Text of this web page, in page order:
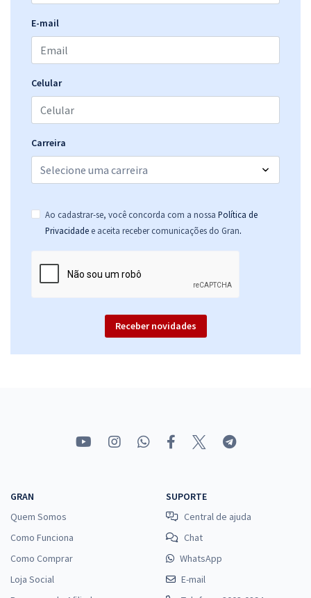
E-mail
Celular
Carreira
Ao cadastrar-se, você concorda com a nossa Política de
Privacidade e aceita receber comunicações do Gran.
Receber novidades
GRAN
Quem Somos
Como Funciona
Como Comprar
Loja Social
SUPORTE
Central de ajuda
Chat
WhatsApp
E-mail